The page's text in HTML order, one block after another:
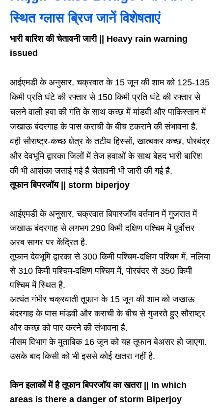
स्थित ग्लास ब्रिज जानें विशेषताएं
भारी बारिश की चेतावनी जारी || Heavy rain warning
issued
आईएमडी के अनुसार, चक्रवात के 15 जून की शाम को 125-135
किमी प्रति घंटे की रफ्तार से 150 किमी प्रति घंटे की रफ्तार से
चलने वाली हवा की गति के साथ कच्छ में मांडवी और पाकिस्तान में
जखाऊ बंदरगाह के पास कराची के बीच टकराने की संभावना है.
वही सौराष्ट्र-कच्छ क्षेत्र के तटीय हिस्सों, खात्बकर कच्छ, पोरबंदर
और देवभूमि द्वारका जिलों में तेज हवाओं के साथ बेहद भारी बारिश
की भी आशंका जताई गई है चेतावनी भी जारी की गई है.
तूफान बिपरजॉय || storm biperjoy
आईएमडी के अनुसार, चक्रवात बिपारजॉय वर्तमान में गुजरात में
जखाऊ बंदरगाह से लगभग 290 किमी दक्षिण पश्चिम में पूर्वोत्तर
अरब सागर पर केंद्रित है.
तूफान देवभूमि द्वारका से 300 किमी पश्चिम-दक्षिण पश्चिम में, नलिया
से 310 किमी पश्चिम-दक्षिण पश्चिम में, पोरबंदर से 350 किमी
पश्चिम में स्थित है.
अत्यंत गंभीर चक्रवाती तूफान के 15 जून की शाम को जखाऊ
बंदरगाह के पास मांडवी और कराची के बीच से गुजरते हुए सौराष्ट्र
और कच्छ को पार करने की संभावना है.
मौसम विभाग के मुताबिक 16 जून को यह तूफान बेअसर हो जाएगा.
उसके बाद किसी को भी इससे कोई खतरा नहीं है.
किन इलाकों में है तूफान बिपरजॉय का खतरा || In which
areas is there a danger of storm Biperjoy